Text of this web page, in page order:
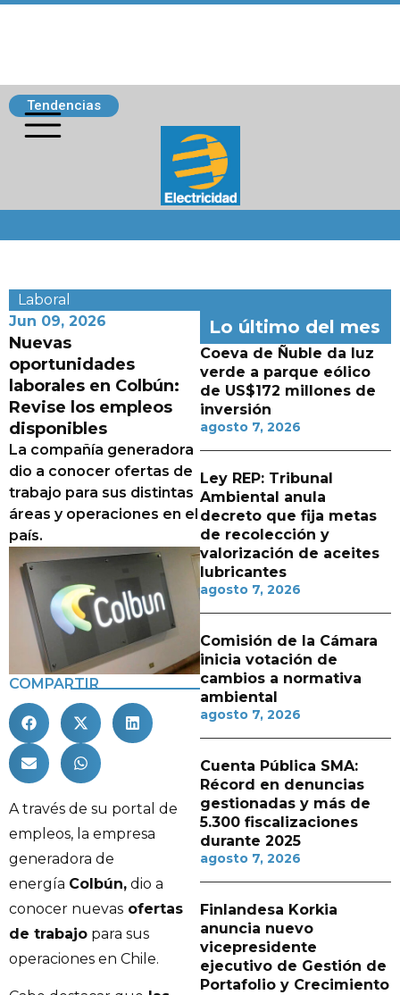
Tendencias
Laboral
Jun 09, 2026
Nuevas
oportunidades
laborales en Colbún:
Revise los empleos
disponibles
La compañía generadora
dio a conocer ofertas de
trabajo para sus distintas
áreas y operaciones en el
país.
COMPARTIR
A través de su portal de
empleos, la empresa
generadora de
energía Colbún, dio a
conocer nuevas ofertas
de trabajo para sus
operaciones en Chile.
Lo último del mes
Coeva de Ñuble da luz
verde a parque eólico
de US$172 millones de
inversión
agosto 7, 2026
Ley REP: Tribunal
Ambiental anula
decreto que fija metas
de recolección y
valorización de aceites
lubricantes
agosto 7, 2026
Comisión de la Cámara
inicia votación de
cambios a normativa
ambiental
agosto 7, 2026
Cuenta Pública SMA:
Récord en denuncias
gestionadas y más de
5.300 fiscalizaciones
durante 2025
agosto 7, 2026
Finlandesa Korkia
anuncia nuevo
vicepresidente
ejecutivo de Gestión de
Portafolio y Crecimiento